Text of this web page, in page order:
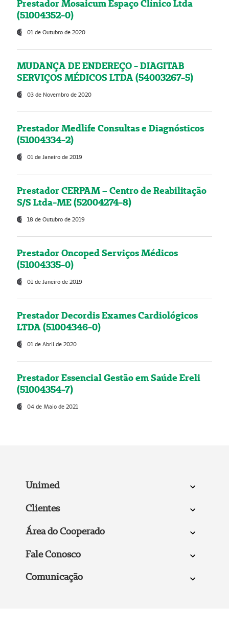
Prestador Mosaicum Espaço Clínico Ltda
(51004352-0)
01 de Outubro de 2020
MUDANÇA DE ENDEREÇO - DIAGITAB
SERVIÇOS MÉDICOS LTDA (54003267-5)
03 de Novembro de 2020
Prestador Medlife Consultas e Diagnósticos
(51004334-2)
01 de Janeiro de 2019
Prestador CERPAM – Centro de Reabilitação
S/S Ltda-ME (52004274-8)
18 de Outubro de 2019
Prestador Oncoped Serviços Médicos
(51004335-0)
01 de Janeiro de 2019
Prestador Decordis Exames Cardiológicos
LTDA (51004346-0)
01 de Abril de 2020
Prestador Essencial Gestão em Saúde Ereli
(51004354-7)
04 de Maio de 2021
Unimed
Clientes
Área do Cooperado
Fale Conosco
Comunicação